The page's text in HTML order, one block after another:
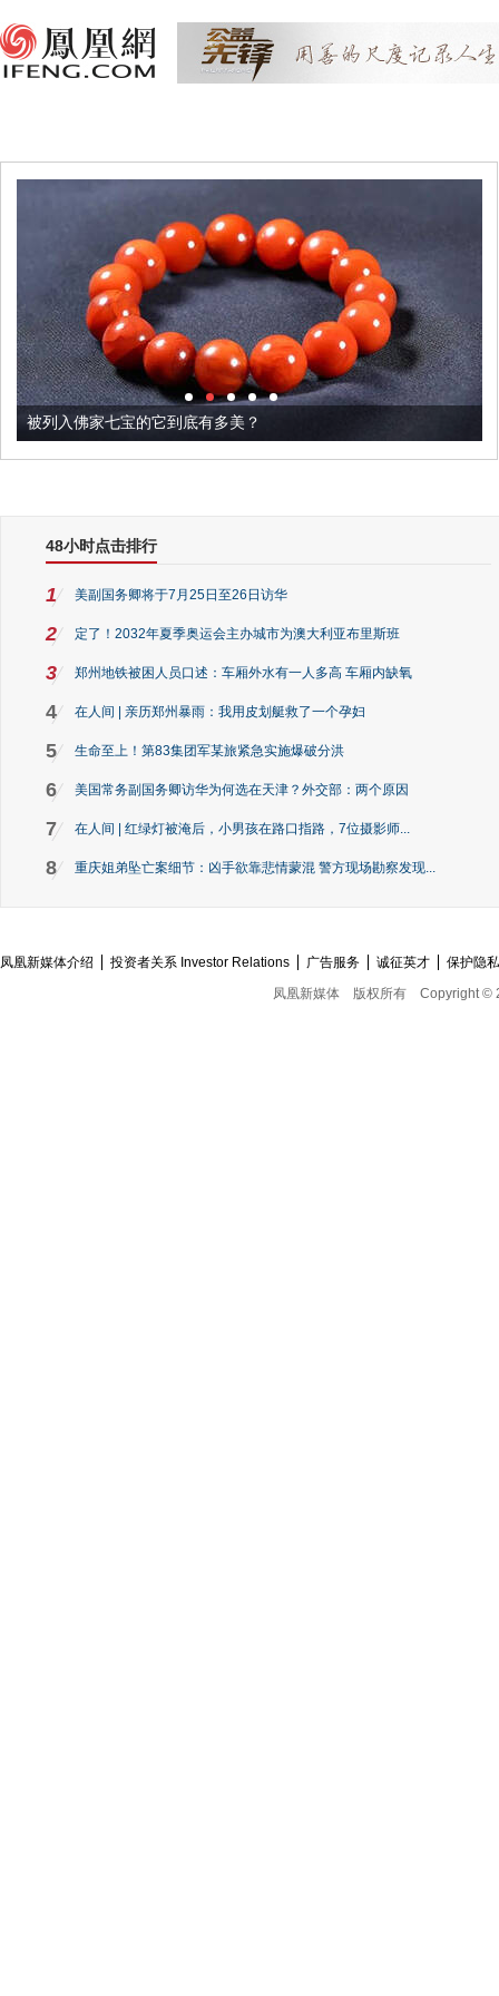
被列入佛家七宝的它到底有多美？
48小时点击排行
1 美副国务卿将于7月25日至26日访华
2 定了！2032年夏季奥运会主办城市为澳大利亚布里斯班
3 郑州地铁被困人员口述：车厢外水有一人多高 车厢内缺氧
4 在人间 | 亲历郑州暴雨：我用皮划艇救了一个孕妇
5 生命至上！第83集团军某旅紧急实施爆破分洪
6 美国常务副国务卿访华为何选在天津？外交部：两个原因
7 在人间 | 红绿灯被淹后，小男孩在路口指路，7位摄影师...
8 重庆姐弟坠亡案细节：凶手欲靠悲情蒙混 警方现场勘察发现...
凤凰新媒体介绍 投资者关系 Investor Relations 广告服务 诚征英才
保护隐
凤凰新媒体
版权所有 Copyright ©